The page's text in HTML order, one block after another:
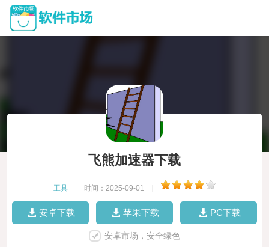
飞熊加速器下载
工具 时间：2025-09-01
安卓下载 苹果下载 PC下载
安卓市场，安全绿色